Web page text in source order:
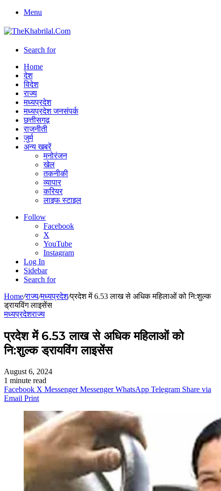
Menu
Search for
Home
देश
विदेश
राज्य
मध्यप्रदेश
मध्यप्रदेश जनसंपर्क
छत्तीसगढ़
राजनीती
जुर्म
अन्य खबरें
मनोरंजन
खेल
तकनीकी
व्यापार
करियर
लाइफ स्टाइल
Follow
Facebook
X
YouTube
Instagram
Log In
Sidebar
Search for
Home/राज्य/मध्यप्रदेश/प्रदेश में 6.53 लाख से अधिक महिलाओं को नि:शुल्क
ड्रायविंग लाइसेंस
मध्यप्रदेशराज्य
प्रदेश में 6.53 लाख से अधिक महिलाओं को
नि:शुल्क ड्रायविंग लाइसेंस
August 6, 2024
1 minute read
Facebook X Messenger Messenger WhatsApp Telegram Share via
Email Print